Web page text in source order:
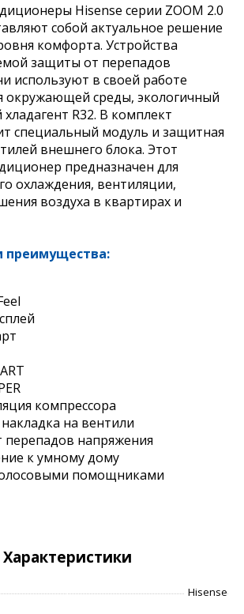
Hisense серии ZOOM 2.0
собой актуальное решение
комфорта. Устройства
защиты от перепадов
используют в своей работе
окружающей среды, экологичный
R32. В комплект
специальный модуль и защитная
внешнего блока. Этот
предназначен для
охлаждения, вентиляции,
воздуха в квартирах и
преимущества:
компрессора
на вентили
напряжения
к умному дому
помощниками
Характеристики
Hisense